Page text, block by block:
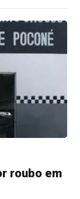
roubo em